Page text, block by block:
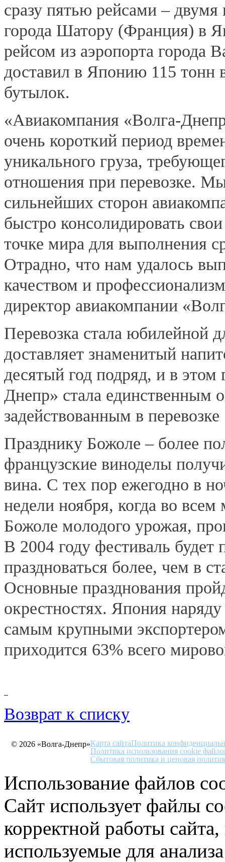
сразу пятью рейсами –
города Шатору (Франция) в
рейсом из аэропорта города
доставил в Японию 115 тонн
бутылок.
«Авиакомпания «Волга-
очень короткий период
уникального груза,
отношения при перевозке.
сильнейших сторон
быстро консолидировать
точке мира для выполнения
Отрадно, что нам удалось
качеством и
директор авиакомпании
Перевозка стала юбилейной
доставляет знаменитый
десятый год подряд, и в
Днепр» стала единственным
задействованным в
Празднику Божоле – более
французские виноделы
вина. С тех пор ежегодно в
недели ноября, когда во
Божоле молодого урожая,
В 2004 году фестиваль будет
праздноваться более, чем в
Основные празднования
окрестностях. Япония
самым крупными
приходится 63% всего
Возврат к списку
© 2026 «Волга-Днепр»Карта сайтаПолитика
Политика использования cookie
Сбытовая политика и ценовая
Использование файлов
Сайт использует файлы
корректной работы
используемые для